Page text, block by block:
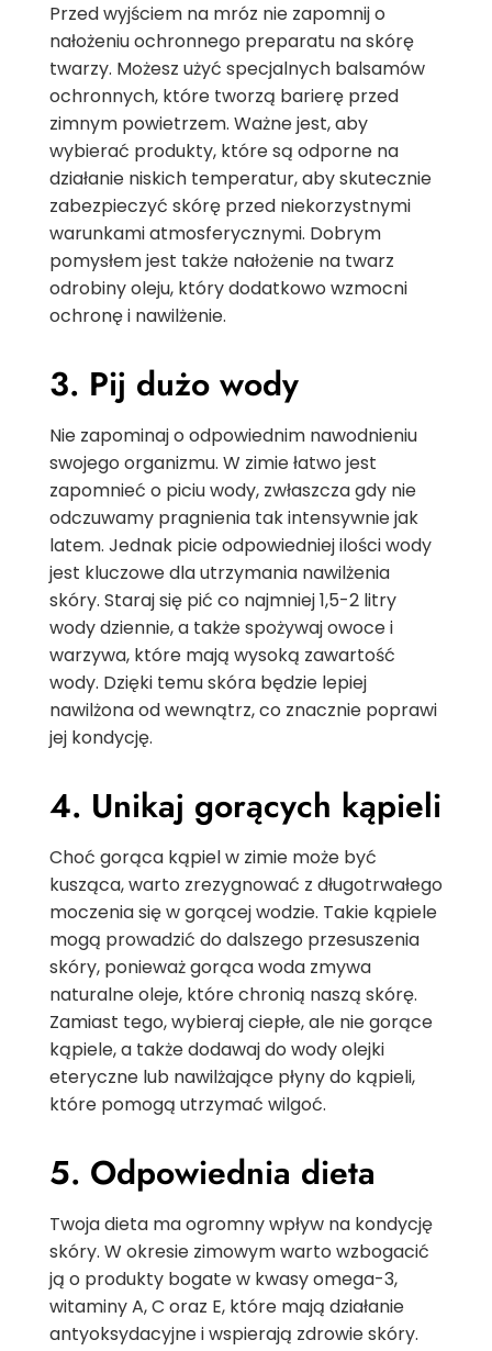
Przed wyjściem na mróz nie zapomnij o
nałożeniu ochronnego preparatu na skórę
twarzy. Możesz użyć specjalnych balsamów
ochronnych, które tworzą barierę przed
zimnym powietrzem. Ważne jest, aby
wybierać produkty, które są odporne na
działanie niskich temperatur, aby skutecznie
zabezpieczyć skórę przed niekorzystnymi
warunkami atmosferycznymi. Dobrym
pomysłem jest także nałożenie na twarz
odrobiny oleju, który dodatkowo wzmocni
ochronę i nawilżenie.
3. Pij dużo wody
Nie zapominaj o odpowiednim nawodnieniu
swojego organizmu. W zimie łatwo jest
zapomnieć o piciu wody, zwłaszcza gdy nie
odczuwamy pragnienia tak intensywnie jak
latem. Jednak picie odpowiedniej ilości wody
jest kluczowe dla utrzymania nawilżenia
skóry. Staraj się pić co najmniej 1,5-2 litry
wody dziennie, a także spożywaj owoce i
warzywa, które mają wysoką zawartość
wody. Dzięki temu skóra będzie lepiej
nawilżona od wewnątrz, co znacznie poprawi
jej kondycję.
4. Unikaj gorących kąpieli
Choć gorąca kąpiel w zimie może być
kusząca, warto zrezygnować z długotrwałego
moczenia się w gorącej wodzie. Takie kąpiele
mogą prowadzić do dalszego przesuszenia
skóry, ponieważ gorąca woda zmywa
naturalne oleje, które chronią naszą skórę.
Zamiast tego, wybieraj ciepłe, ale nie gorące
kąpiele, a także dodawaj do wody olejki
eteryczne lub nawilżające płyny do kąpieli,
które pomogą utrzymać wilgoć.
5. Odpowiednia dieta
Twoja dieta ma ogromny wpływ na kondycję
skóry. W okresie zimowym warto wzbogacić
ją o produkty bogate w kwasy omega-3,
witaminy A, C oraz E, które mają działanie
antyoksydacyjne i wspierają zdrowie skóry.